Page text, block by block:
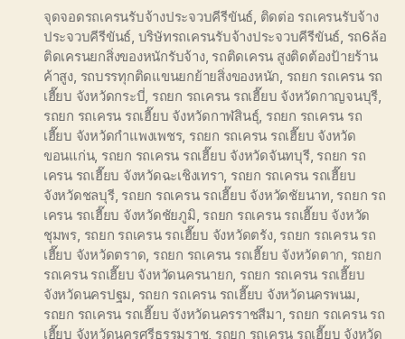
จุดจอดรถเครนรับจ้างประจวบคีรีขันธ์ ติดต่อ รถเครนรับจ้าง
ประจวบคีรีขันธ์ บริษัทรถเครนรับจ้างประจวบคีรีขันธ์ รถ6ล้อ
ติดเครนยกสิ่งของหนักรับจ้าง, รถติดเครน สูงติดต้องป้ายร้าน
ค้าสูง รถบรรทุกติดแขนยกย้ายสิ่งของหนัก รถยก รถเครน รถ
เฮี๊ยบ จังหวัดกระบี่ รถยก รถเครน รถเฮี๊ยบ จังหวัดกาญจนบุรี
รถยก รถเครน รถเฮี๊ยบ จังหวัดกาฬสินธุ์, รถยก รถเครน รถ
เฮี๊ยบ จังหวัดกำแพงเพชร, รถยก รถเครน รถเฮี๊ยบ จังหวัด
ขอนแก่น, รถยก รถเครน รถเฮี๊ยบ จังหวัดจันทบุรี, รถยก รถ
เครน รถเฮี๊ยบ จังหวัดฉะเชิงเทรา รถยก รถเครน รถเฮี๊ยบ
จังหวัดชลบุรี, รถยก รถเครน รถเฮี๊ยบ จังหวัดชัยนาท รถยก รถ
เครน รถเฮี๊ยบ จังหวัดชัยภูมิ รถยก รถเครน รถเฮี๊ยบ จังหวัด
ชุมพร รถยก รถเครน รถเฮี๊ยบ จังหวัดตรัง, รถยก รถเครน รถ
เฮี๊ยบ จังหวัดตราด รถยก รถเครน รถเฮี๊ยบ จังหวัดตาก รถยก
รถเครน รถเฮี๊ยบ จังหวัดนครนายก รถยก รถเครน รถเฮี๊ยบ
จังหวัดนครปฐม รถยก รถเครน รถเฮี๊ยบ จังหวัดนครพนม
รถยก รถเครน รถเฮี๊ยบ จังหวัดนครราชสีมา รถยก รถเครน รถ
เฮี๊ยบ จังหวัดนครศรีธรรมราช, รถยก รถเครน รถเฮี๊ยบ จังหวัด